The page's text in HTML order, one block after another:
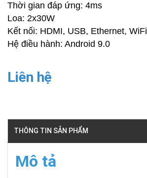
Thời gian đáp ứng: 4ms
Loa: 2x30W
Kết nối: HDMI, USB, Ethernet, WiFi
Hệ điều hành: Android 9.0
Liên hệ
THÔNG TIN SẢN PHẨM
Mô tả